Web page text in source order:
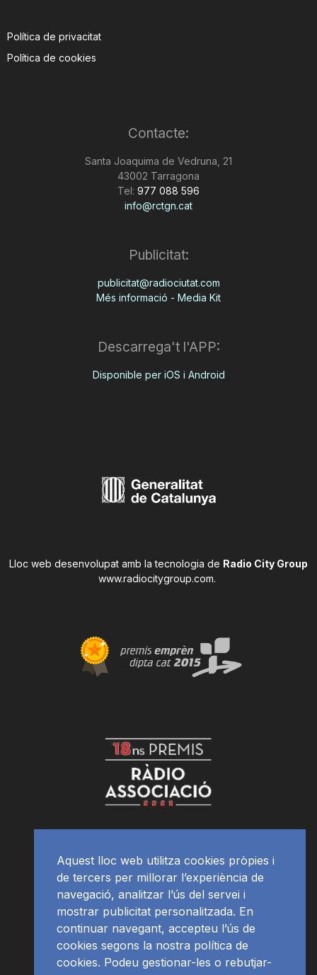
Política de privacitat
Política de cookies
Contacte:
Santa Joaquima de Vedruna, 21
43002 Tarragona
Tel: 977 088 596
info@rctgn.cat
Publicitat:
publicitat@radiociutat.com
Més informació - Media Kit
Descarrega't l'APP:
Disponible per iOS i Android
Lloc web desenvolupat amb la tecnologia de Radio City Group
www.radiocitygroup.com.
Aquest lloc web utilitza cookies pròpies i
de tercers per millorar l’experiència de
navegació, analitzar l’ús del servei i
mostrar publicitat personalitzada. En
continuar navegant, accepteu l’ús de
cookies segons la nostra política de
cookies. Podeu gestionar-les o rebutjar-